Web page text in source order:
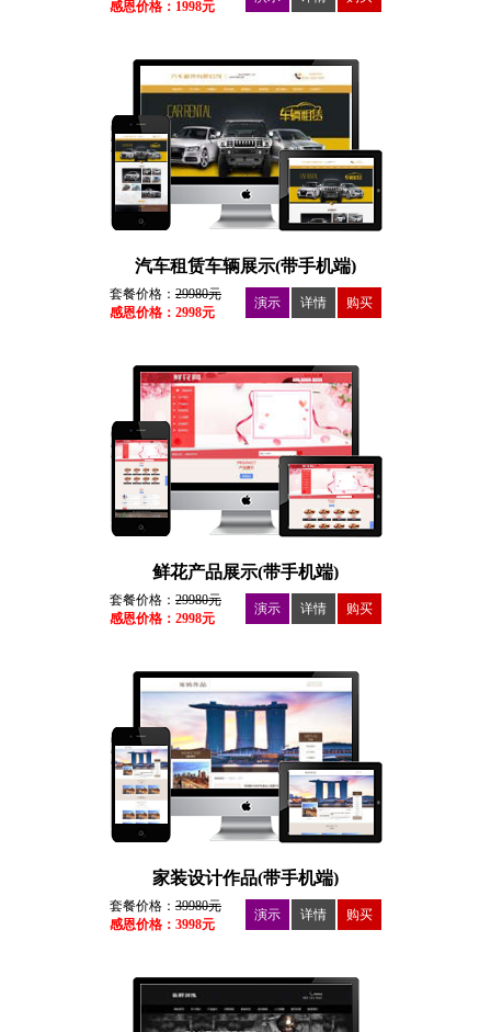
感恩价格：1998元
汽车租赁车辆展示(带手机端)
套餐价格： 29980元
感恩价格：2998元
演示 详情 购买
鲜花产品展示(带手机端)
套餐价格： 29980元
感恩价格：2998元
演示 详情 购买
家装设计作品(带手机端)
套餐价格： 39980元
感恩价格：3998元
演示 详情 购买